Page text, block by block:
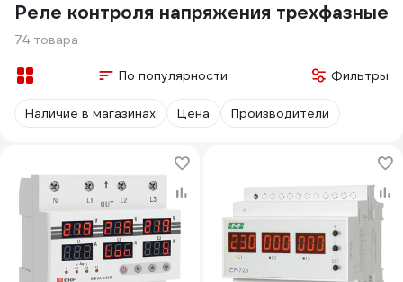
Реле контроля напряжения трехфазные
74 товара
По популярности Фильтры
Наличие в магазинах Цена Производители